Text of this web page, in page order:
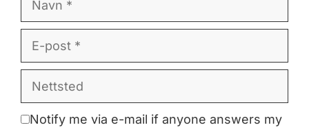
post
Notify me via e-mail if anyone answers my